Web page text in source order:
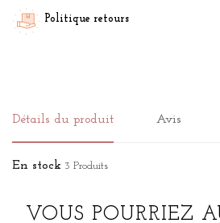
Politique retours
Détails du produit Avis
En stock 3 Produits
VOUS POURRIEZ